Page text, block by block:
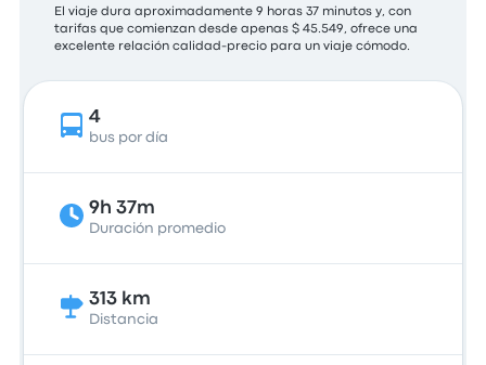
El viaje dura aproximadamente 9 horas 37 minutos y, con
tarifas que comienzan desde apenas $ 45.549, ofrece una
excelente relación calidad-precio para un viaje cómodo.
4
bus por día
9h 37m
Duración promedio
313 km
Distancia